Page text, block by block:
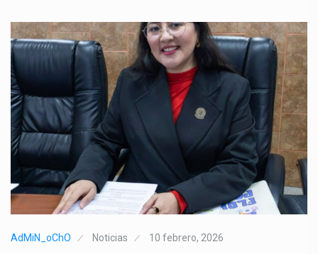
AdMiN_oChO Noticias 10 febrero, 2026